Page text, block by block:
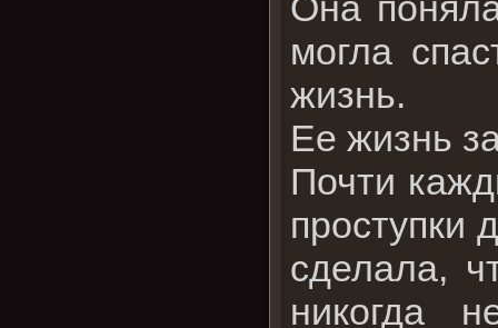
могла
жизнь.
Ее жизнь
Почти
проступки
сделала,
никогда